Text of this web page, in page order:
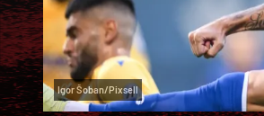
Igor Šoban/Pixsell